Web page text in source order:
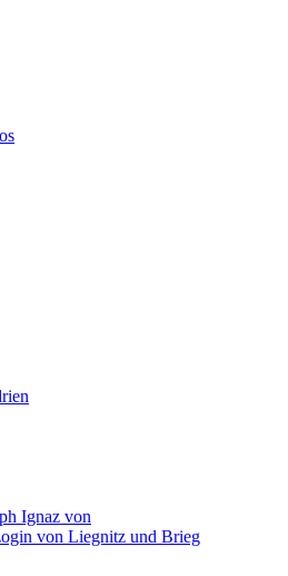
Ignaz von
von Liegnitz und Brieg